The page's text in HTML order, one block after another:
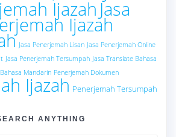
Ijazah Jasa
Ijazah
Jasa Penerjemah Lisan Jasa Penerjemah Online
Jasa Penerjemah Tersumpah Jasa Translate Bahasa
Mandarin Penerjemah Dokumen
Ijazah Penerjemah Tersumpah
ANYTHING